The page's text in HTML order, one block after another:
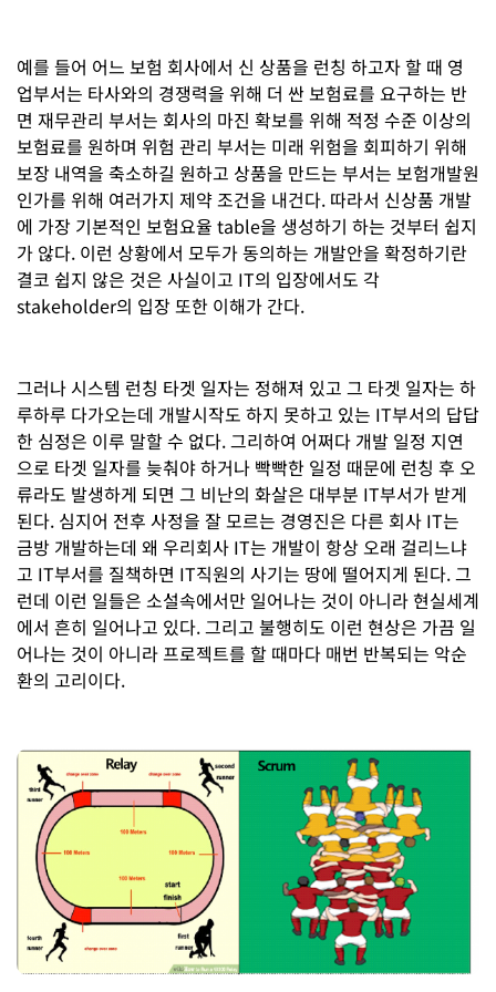
예를 들어 어느 보험 회사에서 신 상품을 런칭 하고자 할 때 영
업부서는 타사와의 경쟁력을 위해 더 싼 보험료를 요구하는 반
면 재무관리 부서는 회사의 마진 확보를 위해 적정 수준 이상의
보험료를 원하며 위험 관리 부서는 미래 위험을 회피하기 위해
보장 내역을 축소하길 원하고 상품을 만드는 부서는 보험개발원
인가를 위해 여러가지 제약 조건을 내건다. 따라서 신상품 개발
에 가장 기본적인 보험요율 table을 생성하기 하는 것부터 쉽지
가 않다. 이런 상황에서 모두가 동의하는 개발안을 확정하기란
결코 쉽지 않은 것은 사실이고 IT의 입장에서도 각
stakeholder의 입장 또한 이해가 간다.
그러나 시스템 런칭 타겟 일자는 정해져 있고 그 타겟 일자는 하
루하루 다가오는데 개발시작도 하지 못하고 있는 IT부서의 답답
한 심정은 이루 말할 수 없다. 그리하여 어쩌다 개발 일정 지연
으로 타겟 일자를 늦춰야 하거나 빡빡한 일정 때문에 런칭 후 오
류라도 발생하게 되면 그 비난의 화살은 대부분 IT부서가 받게
된다. 심지어 전후 사정을 잘 모르는 경영진은 다른 회사 IT는
금방 개발하는데 왜 우리회사 IT는 개발이 항상 오래 걸리느냐
고 IT부서를 질책하면 IT직원의 사기는 땅에 떨어지게 된다. 그
런데 이런 일들은 소설속에서만 일어나는 것이 아니라 현실세계
에서 흔히 일어나고 있다. 그리고 불행히도 이런 현상은 가끔 일
어나는 것이 아니라 프로젝트를 할 때마다 매번 반복되는 악순
환의 고리이다.